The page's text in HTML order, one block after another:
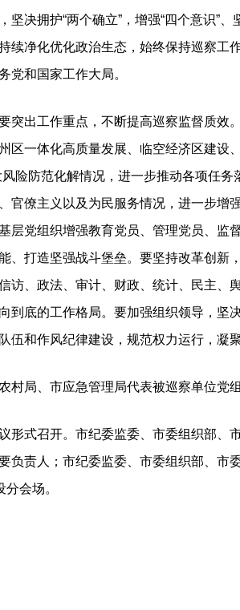
坚决拥护“两个确立”，增强“四个意识”
续净化优化政治生态，始终保持巡察工
党和国家工作大局。
出工作重点，不断提高巡察监督质效
区一体化高质量发展、临空经济区建设
风险防范化解情况，进一步推动各项任
官僚主义以及为民服务情况，进一步
层党组织增强教育党员、管理党员、监
、打造坚强战斗堡垒。要坚持改革创新
访、政法、审计、财政、统计、民主、
到底的工作格局。要加强组织领导，坚
伍和作风纪律建设，规范权力运行，凝
局、市应急管理局代表被巡察单位党组
式召开。市纪委监委、市委组织部、
负责人；市纪委监委、市委组织部、市
会场。